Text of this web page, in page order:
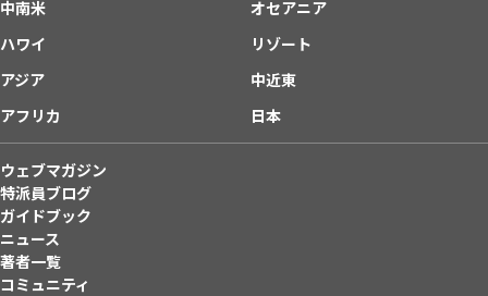
中南米
オセアニア
ハワイ
リゾート
アジア
中近東
アフリカ
日本
ウェブマガジン
特派員ブログ
ガイドブック
ニュース
著者一覧
コミュニティ